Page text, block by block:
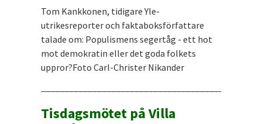
Tom Kankkonen, tidigare Yle-
utrikesreporter och faktaboksförfattare
talade om: Populismens segertåg - ett hot
mot demokratin eller det goda folkets
uppror?Foto Carl-Christer Nikander
Tisdagsmötet på Villa